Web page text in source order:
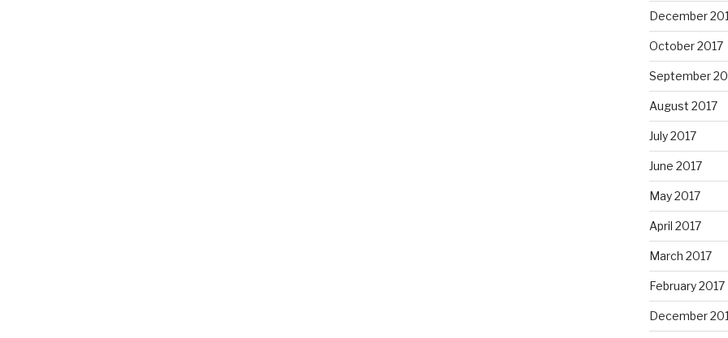
December
October 2017
September
August 2017
July 2017
June 2017
May 2017
April 2017
March 2017
February 2017
December